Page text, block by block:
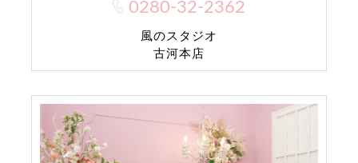
0280-32-2362
風のスタジオ
古河本店